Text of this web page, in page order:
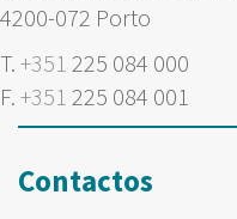
4200-072 Porto
T. +351 225 084 000
F. +351 225 084 001
Contactos